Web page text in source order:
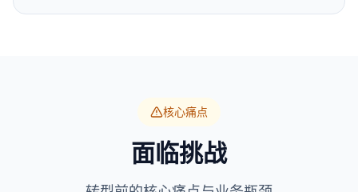
核心痛点
面临挑战